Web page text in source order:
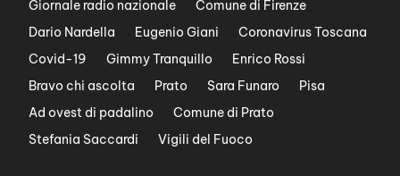
Giornale radio nazionale
Comune di Firenze
Dario Nardella
Eugenio Giani
Coronavirus Toscana
Covid-19
Gimmy Tranquillo
Enrico Rossi
Bravo chi ascolta
Prato Sara Funaro
Pisa
Ad ovest di padalino
Comune di Prato
Stefania Saccardi
Vigili del Fuoco